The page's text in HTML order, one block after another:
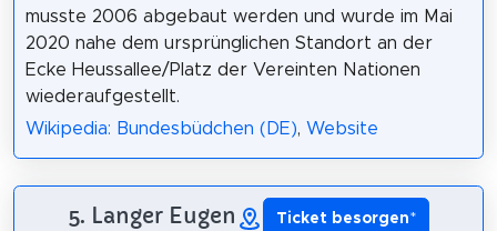
musste 2006 abgebaut werden und wurde im Mai
2020 nahe dem ursprünglichen Standort an der
Ecke Heussallee/Platz der Vereinten Nationen
wiederaufgestellt.
Wikipedia: Bundesbüdchen (DE), Website
5. Langer Eugen Ticket besorgen*